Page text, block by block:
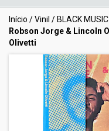
Início /Vinil / BLACK MUSIC
Robson Jorge & Lincoln
Olivetti